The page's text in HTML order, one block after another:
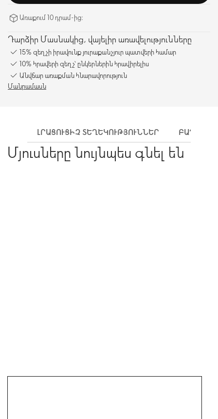
Առաքում 10 դրամ-ից։
Դարձիր Մասնակից, վայելիր առավելությունները
15% զեղչի իրավունք յուրաքանչյուր պատվերի համար
10% հրավերի զեղչ՝ ընկերներին հրավիրելիս
Անվճար առաքման հնարավորություն
Մանրամասն
ԼՐԱՑՈՒՑԻՉ ՏԵՂԵԿՈՒԹՅՈՒՆՆԵՐ
Մյուսները նույնպես գնել են